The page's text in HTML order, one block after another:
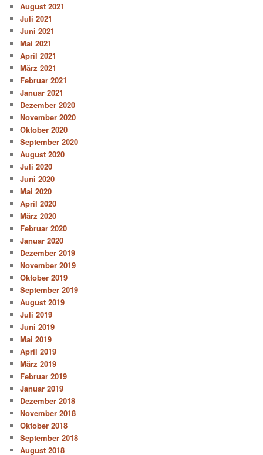
August 2021
Juli 2021
Juni 2021
Mai 2021
April 2021
März 2021
Februar 2021
Januar 2021
Dezember 2020
November 2020
Oktober 2020
September 2020
August 2020
Juli 2020
Juni 2020
Mai 2020
April 2020
März 2020
Februar 2020
Januar 2020
Dezember 2019
November 2019
Oktober 2019
September 2019
August 2019
Juli 2019
Juni 2019
Mai 2019
April 2019
März 2019
Februar 2019
Januar 2019
Dezember 2018
November 2018
Oktober 2018
September 2018
August 2018